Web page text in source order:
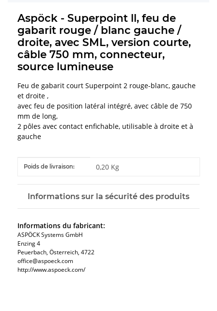
Aspöck - Superpoint ll, feu de
gabarit rouge / blanc gauche /
droite, avec SML, version courte,
câble 750 mm, connecteur,
source lumineuse
Feu de gabarit court Superpoint 2 rouge-blanc, gauche
et droite ,
avec feu de position latéral intégré, avec câble de 750
mm de long,
2 pôles avec contact enfichable, utilisable à droite et à
gauche
#productDetails.itemInformation#
#productDetails.itemValue#
Poids de livraison: 0,20 Kg
Informations sur la sécurité des produits
Informations du fabricant:
ASPÖCK Systems GmbH
Enzing 4
Peuerbach, Österreich, 4722
office@aspoeck.com
http://www.aspoeck.com/